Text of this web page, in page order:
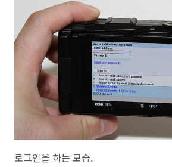
로그인을 하는 모습.